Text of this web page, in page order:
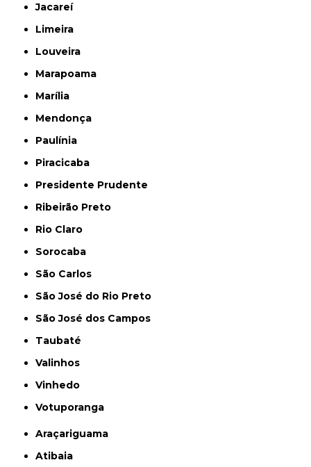
Jacareí
Limeira
Louveira
Marapoama
Marília
Mendonça
Paulínia
Piracicaba
Presidente Prudente
Ribeirão Preto
Rio Claro
Sorocaba
São Carlos
São José do Rio Preto
São José dos Campos
Taubaté
Valinhos
Vinhedo
Votuporanga
Araçariguama
Atibaia